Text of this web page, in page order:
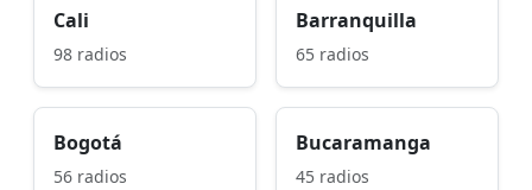
Cali
98 radios
Barranquilla
65 radios
Bogotá
56 radios
Bucaramanga
45 radios